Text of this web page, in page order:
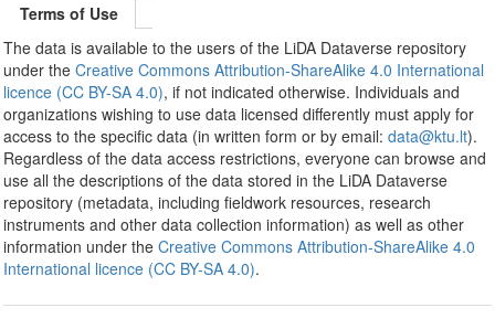
Terms of Use
The data is available to the users of the LiDA Dataverse repository
under the Creative Commons Attribution-ShareAlike 4.0 International
licence (CC BY-SA 4.0), if not indicated otherwise. Individuals and
organizations wishing to use data licensed differently must apply for
access to the specific data (in written form or by email: data@ktu.lt).
Regardless of the data access restrictions, everyone can browse and
use all the descriptions of the data stored in the LiDA Dataverse
repository (metadata, including fieldwork resources, research
instruments and other data collection information) as well as other
information under the Creative Commons Attribution-ShareAlike 4.0
International licence (CC BY-SA 4.0).